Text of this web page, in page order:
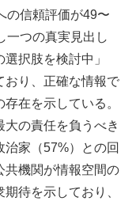
の信頼評価が49〜
一つの真実見出し
択肢を検討中」
り、正確な情報で
在を示している。
の責任を負うべき
家（57%）との回
共機関が情報空間の
待を示しており、